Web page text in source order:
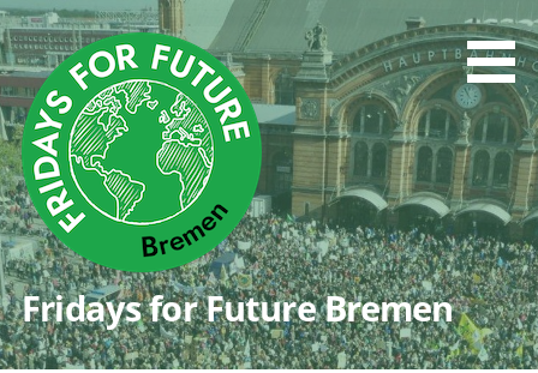
Zum
Inhalt
springen
Fridays for Future Bremen